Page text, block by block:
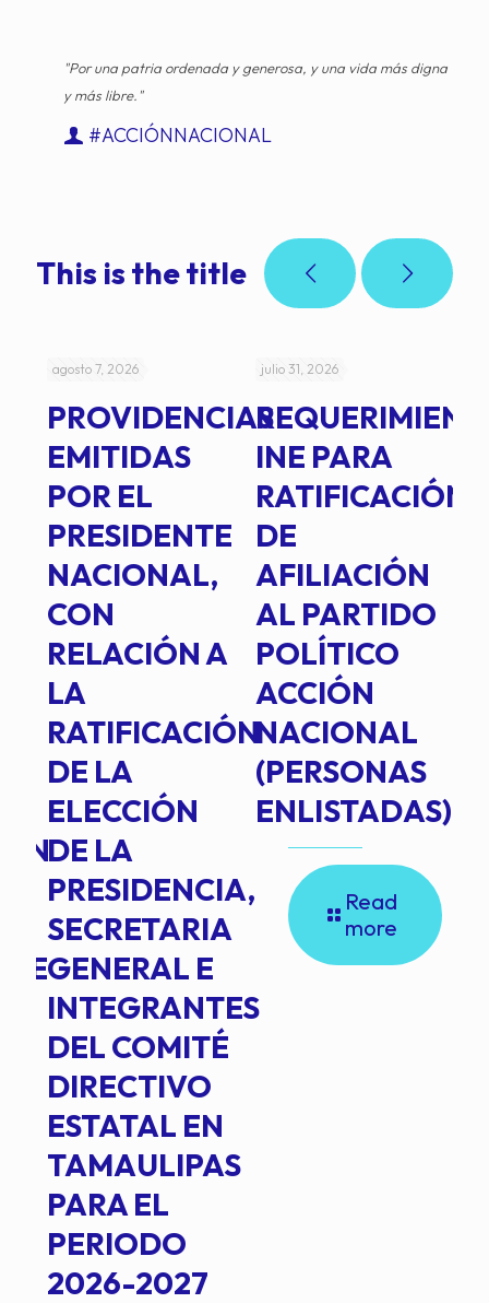
"Por una patria ordenada y generosa, y una vida más digna
y más libre."
#ACCIÓNNACIONAL
This is the title
agosto 7, 2026
PROVIDENCIAS
EMITIDAS
POR EL
PRESIDENTE
NACIONAL,
CON
RELACIÓN A
LA
RATIFICACIÓN
DE LA
ELECCIÓN
DE LA
PRESIDENCIA,
SECRETARIA
GENERAL E
INTEGRANTES
DEL COMITÉ
DIRECTIVO
ESTATAL EN
TAMAULIPAS
PARA EL
PERIODO
2026-2027
julio 31, 2026
INE PARA
RATIFICACIÓN
DE
AFILIACIÓN
AL PARTIDO
POLÍTICO
ACCIÓN
NACIONAL
(PERSONAS
ENLISTADAS)
Read
more